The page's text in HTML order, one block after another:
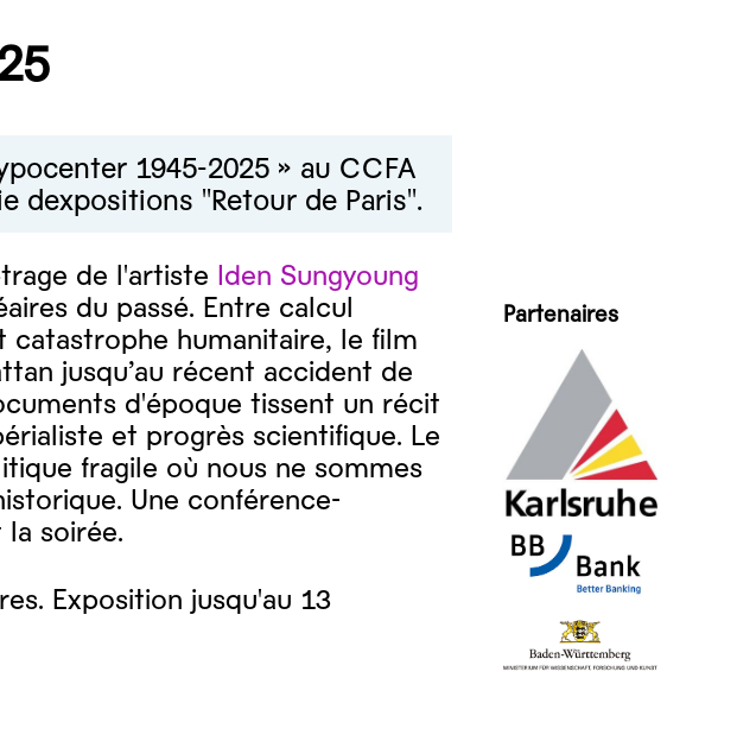
1945-2025 » au CCFA
dexpositions "Retour de Paris".
de l'artiste Iden Sungyoung
du passé. Entre calcul
humanitaire, le film
jusqu’au récent accident de
d'époque tissent un récit
et progrès scientifique. Le
fragile où nous ne sommes
Une conférence-
soirée.
Exposition jusqu'au 13
Partenaires